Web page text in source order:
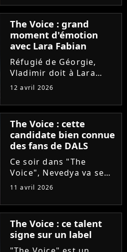
diagnostiqué à l'âge de
8 ans. La maladie et les
opérations de la
dernière gagnante de
"The...
The Voice : grand
moment d'émotion
avec Lara Fabian
Réfugié de Géorgie,
Vladimir doit à Lara
Fabian son
français et sa vocation
de chanteur. Sur le
plateau de "The Voice"
hier soir, le candidat a
réalisé son rêve :...
12 avril 2026
The Voice : cette
candidate bien connue
des fans de DALS
Ce soir dans "The
Voice", Nevedya va se
confronter aux coachs
l'aveugle. La chanteuse
n'est pas une parfaite
inconnue pour les fans
de "Danse avec les
stars",...
11 avril 2026
The Voice : ce talent
signe sur un label